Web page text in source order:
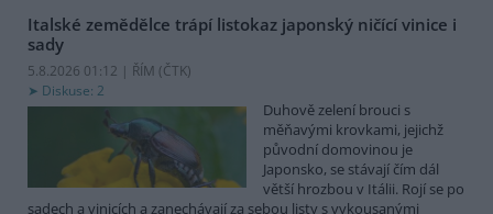
Italské zemědělce trápí listokaz japonský ničící vinice i
sady
5.8.2026 01:12 | ŘÍM (ČTK)
Diskuse: 2
Duhově zelení brouci s
měňavými krovkami, jejichž
původní domovinou je
Japonsko, se stávají čím dál
větší hrozbou v Itálii. Rojí se po
sadech a vinicích a zanechávají za sebou listy s vykousanými